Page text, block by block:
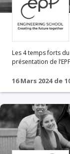
Les 4 temps forts du programme :
présentation de
Montpellier et
procédure Parcoursup et du
les équipes
majeures, les
S’informer :
informations
Visiter : parcourez
16 Mars 2024 de